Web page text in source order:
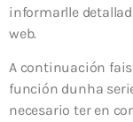
informarlle
web.
A continuación
función dunha
necesario ter en